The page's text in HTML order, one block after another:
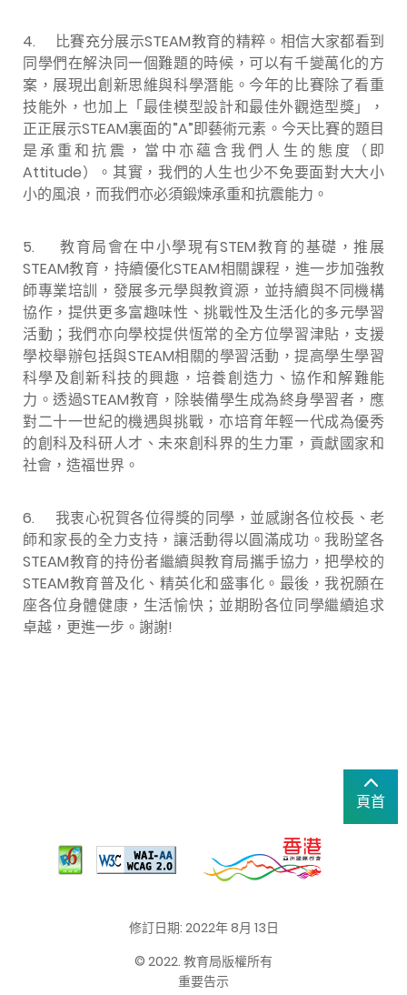
4.
比賽充分展示STEAM教育的精粹。相信大家都看到
同學們在解決同一個難題的時候，可以有千變萬化的方
案，展現出創新思維與科學潛能。今年的比賽除了看重
技能外，也加上「最佳模型設計和最佳外觀造型獎」，
正正展示STEAM裏面的”A”即藝術元素。今天比賽的題目
是承重和抗震，當中亦蘊含我們人生的態度（即
Attitude）。其實，我們的人生也少不免要面對大大小
小的風浪，而我們亦必須鍛煉承重和抗震能力。
5.
教育局會在中小學現有STEM教育的基礎，推展
STEAM教育，持續優化STEAM相關課程，進一步加強教
師專業培訓，發展多元學與教資源，並持續與不同機構
協作，提供更多富趣味性、挑戰性及生活化的多元學習
活動；我們亦向學校提供恆常的全方位學習津貼，支援
學校舉辦包括與STEAM相關的學習活動，提高學生學習
科學及創新科技的興趣，培養創造力、協作和解難能
力。透過STEAM教育，除裝備學生成為終身學習者，應
對二十一世紀的機遇與挑戰，亦培育年輕一代成為優秀
的創科及科研人才、未來創科界的生力軍，貢獻國家和
社會，造福世界。
6.
我衷心祝賀各位得獎的同學，並感謝各位校長、老
師和家長的全力支持，讓活動得以圓滿成功。我盼望各
STEAM教育的持份者繼續與教育局攜手協力，把學校的
STEAM教育普及化、精英化和盛事化。最後，我祝願在
座各位身體健康，生活愉快；並期盼各位同學繼續追求
卓越，更進一步。謝謝!
頁首
修訂日期: 2022年 8月 13日
© 2022. 教育局版權所有
重要告示